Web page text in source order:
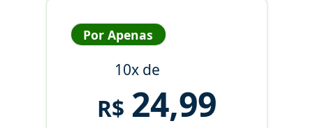
Por Apenas
10x de
R$ 24,99